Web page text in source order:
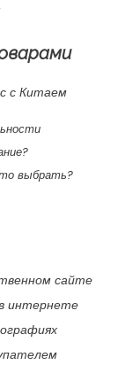
с Китаем
выбрать?
сайте
интернете